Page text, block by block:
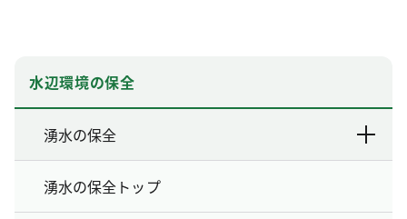
水辺環境の保全
湧水の保全
湧水の保全トップ